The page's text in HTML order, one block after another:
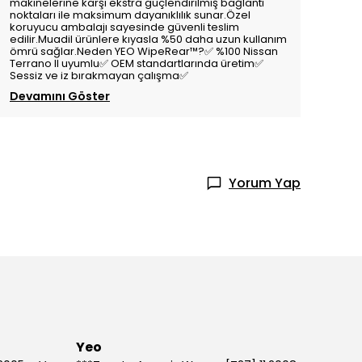
noktaları ile maksimum dayanıklılık sunar.Özel
koruyucu ambalajı sayesinde güvenli teslim
edilir.Muadil ürünlere kıyasla %50 daha uzun kullanım
ömrü sağlar.Neden YEO WipeRear™️?✅ %100 Nissan
Terrano II uyumlu✅ OEM standartlarında üretim✅
Sessiz ve iz bırakmayan çalışma✅
Devamını Göster
Yorum Yap
Yeo